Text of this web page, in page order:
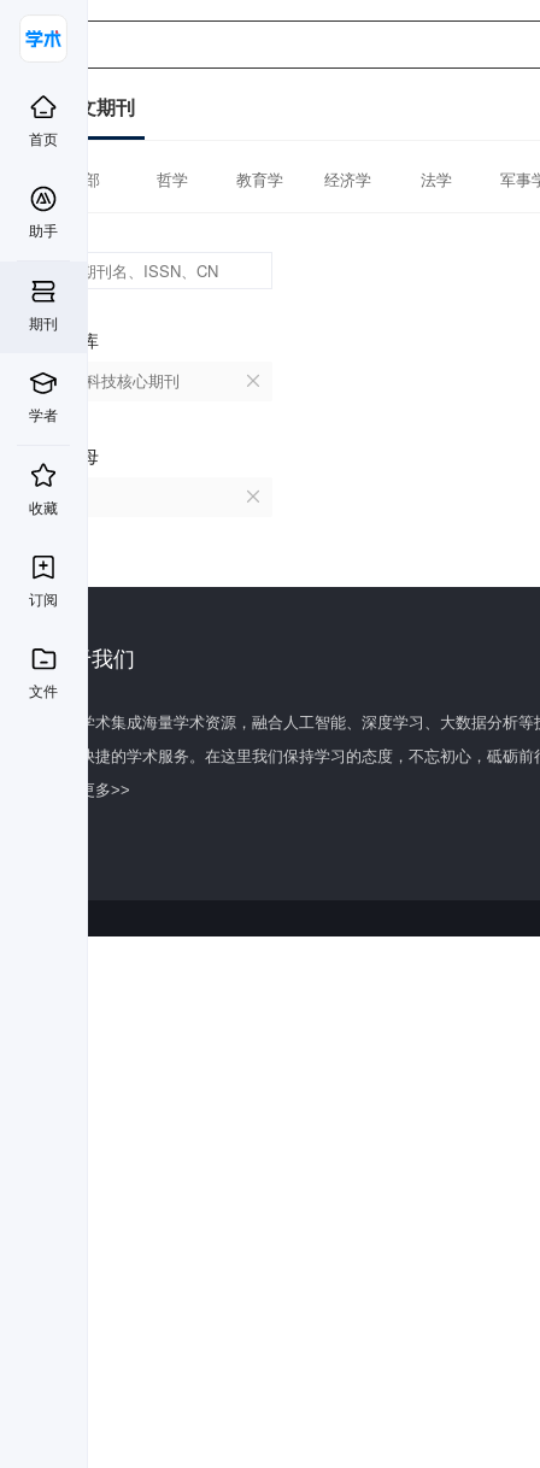
首页
助手
期刊
学者
收藏
订阅
文件
中文期刊
全部 哲学 教育学 经济学 法学 军事
数据库
中国科技核心期刊
首字母
关于我们
百度学术集成海量学术资源，融合人工智能、深度学习、大数据分析
全面快捷的学术服务。在这里我们保持学习的态度，不忘初心，砥砺前
了解更多>>